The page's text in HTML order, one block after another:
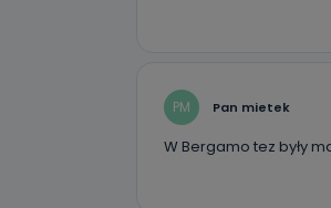
PM Pan mietek
W Bergamo tez były